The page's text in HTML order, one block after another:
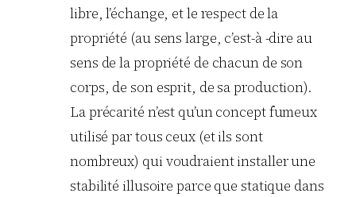
libre, l’échange, et le respect de la
propriété (au sens large, c’est-à -dire au
sens de la propriété de chacun de son
corps, de son esprit, de sa production).
La précarité n’est qu’un concept fumeux
utilisé par tous ceux (et ils sont
nombreux) qui voudraient installer une
stabilité illusoire parce que statique dans